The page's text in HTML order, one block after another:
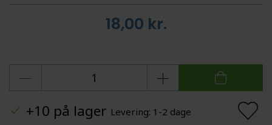
18,00 kr.
+10 på lager Levering: 1-2 dage